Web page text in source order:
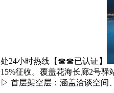
24小时热线【☎☎已认证】
征收。覆盖花海长廊2号
层架空层：涵盖洽谈空间